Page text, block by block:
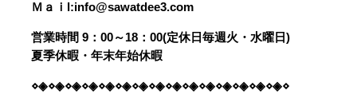
Ｍａｉl:info@sawatdee3.com
営業時間 9：00～18：00(定休日毎週火・水曜日)
夏季休暇・年末年始休暇
⋄◈⋄◈⋄◈⋄◈⋄◈⋄◈⋄◈⋄◈⋄◈⋄◈⋄◈⋄◈⋄◈⋄◈⋄◈⋄